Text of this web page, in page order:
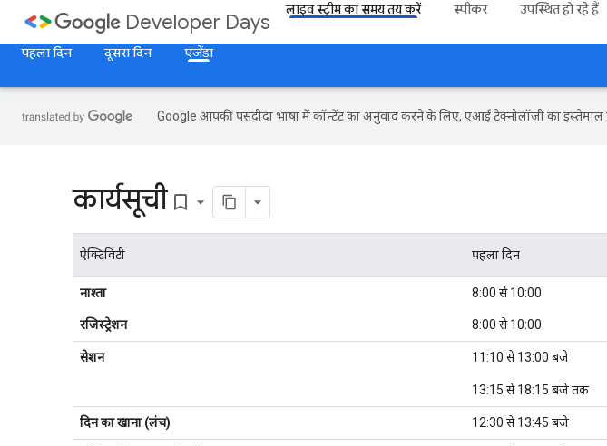
Developer Days
लाइव स्ट्रीम का समय तय करें स्पीकर उपस्थित हो रहे हैं
पहला दिन
दूसरा दिन एजेंडा
Google आपकी पसंदीदा भाषा में कॉन्टेंट का अनुवाद करने के लिए, एआई टेक्नोलॉजी का
कार्यसूची bookmark_border
ऐक्टिविटी पहला दिन
नाश्ता 8:00 से 10:00
रजिस्ट्रेशन 8:00 से 10:00
सेशन 11:10 से 13:00 बजे
13:15 से 18:15 बजे तक
दिन का खाना (लंच) 12:30 से 13:45 बजे